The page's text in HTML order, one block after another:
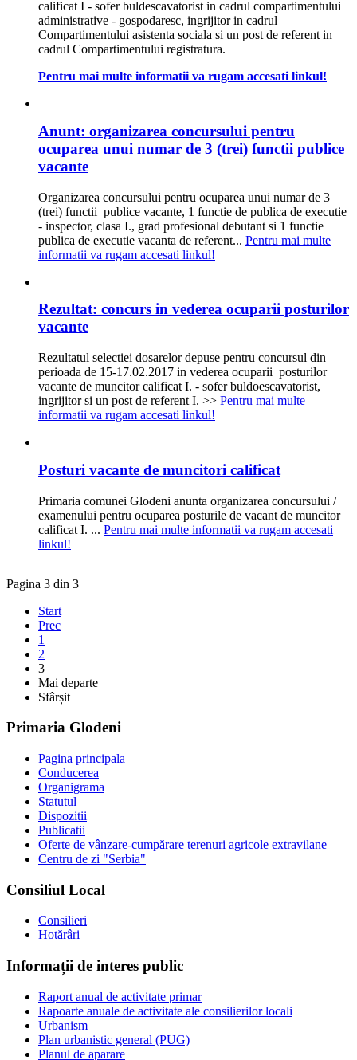
calificat I - sofer buldescavatorist in cadrul compartimentului
administrative - gospodaresc, ingrijitor in cadrul
Compartimentului asistenta sociala si un post de referent in
cadrul Compartimentului registratura.
Pentru mai multe informatii va rugam accesati linkul!
Anunt: organizarea concursului pentru
ocuparea unui numar de 3 (trei) functii publice
vacante
Organizarea concursului pentru ocuparea unui numar de 3
(trei) functii publice vacante, 1 functie de publica de executie
- inspector, clasa I., grad profesional debutant si 1 functie
publica de executie vacanta de referent... Pentru mai multe
informatii va rugam accesati linkul!
Rezultat: concurs in vederea ocuparii posturilor
vacante
Rezultatul selectiei dosarelor depuse pentru concursul din
perioada de 15-17.02.2017 in vederea ocuparii posturilor
vacante de muncitor calificat I. - sofer buldoescavatorist,
ingrijitor si un post de referent I. >> Pentru mai multe
informatii va rugam accesati linkul!
Posturi vacante de muncitori calificat
Primaria comunei Glodeni anunta organizarea concursului /
examenului pentru ocuparea posturile de vacant de muncitor
calificat I. ... Pentru mai multe informatii va rugam accesati
linkul!
Pagina 3 din 3
Start
Prec
1
2
3
Mai departe
Sfârșit
Primaria Glodeni
Pagina principala
Conducerea
Organigrama
Statutul
Dispozitii
Publicatii
Oferte de vânzare-cumpărare terenuri agricole extravilane
Centru de zi "Serbia"
Consiliul Local
Consilieri
Hotărâri
Informații de interes public
Raport anual de activitate primar
Rapoarte anuale de activitate ale consilierilor locali
Urbanism
Plan urbanistic general (PUG)
Planul de aparare